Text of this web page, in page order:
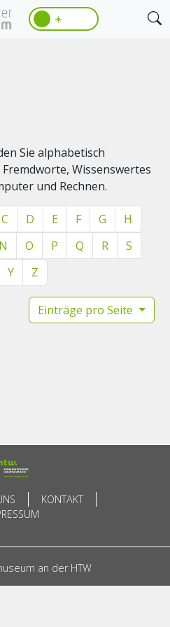
☀️
Sie alphabetisch
Wissenswertes
und Rechnen.
C D E F G
H
N O P Q R
S
Y Z
Einträge pro Seite
KONTAKT
an der HTW